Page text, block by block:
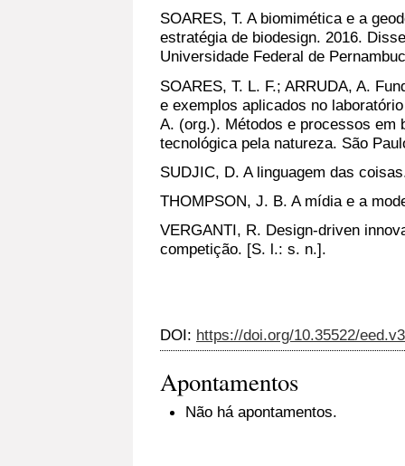
SOARES, T. A biomimética e a
estratégia de biodesign. 2016.
Universidade Federal de
SOARES, T. L. F.; ARRUDA, A.
e exemplos aplicados no
A. (org.). Métodos e processos em
tecnológica pela natureza. São
SUDJIC, D. A linguagem das
THOMPSON, J. B. A mídia e a
VERGANTI, R. Design-driven
competição. [S. l.: s. n.].
DOI: https://doi.org/10.35522/
Apontamentos
Não há apontamentos.